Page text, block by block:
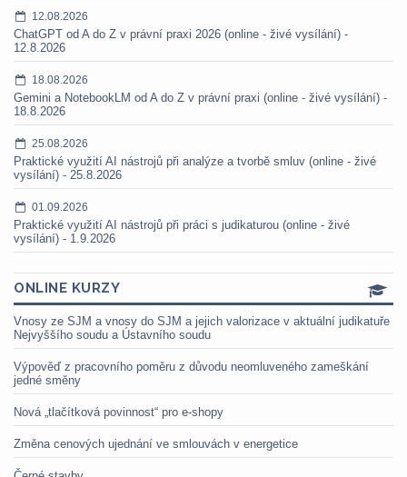
12.08.2026
ChatGPT od A do Z v právní praxi 2026 (online - živé vysílání) -
12.8.2026
18.08.2026
Gemini a NotebookLM od A do Z v právní praxi (online - živé vysílání) -
18.8.2026
25.08.2026
Praktické využití AI nástrojů při analýze a tvorbě smluv (online - živé
vysílání) - 25.8.2026
01.09.2026
Praktické využití AI nástrojů při práci s judikaturou (online - živé
vysílání) - 1.9.2026
ONLINE KURZY
Vnosy ze SJM a vnosy do SJM a jejich valorizace v aktuální judikatuře
Nejvyššího soudu a Ústavního soudu
Výpověď z pracovního poměru z důvodu neomluveného zameškání
jedné směny
Nová „tlačítková povinnost“ pro e-shopy
Změna cenových ujednání ve smlouvách v energetice